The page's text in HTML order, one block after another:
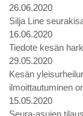
26.06.2020
Silja Line
16.06.2020
Tiedote kesän
29.05.2020
Kesän
ilmoittautuminen
15.05.2020
Seura-asujen